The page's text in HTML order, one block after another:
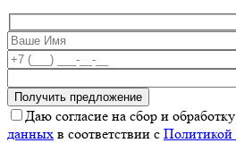
Даю согласие на сбор и
данных в соответствии с Политикой